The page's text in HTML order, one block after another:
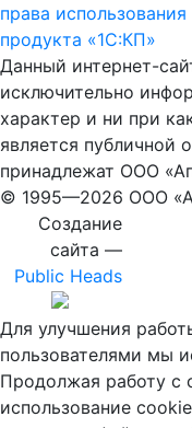
права
продукта «1С:КП»
Данный интернет-
исключительно
характер и ни при
является публичной
принадлежат ООО
© 1995—2026 ООО
Создание
сайта —
Public Heads
Для улучшения
пользователями мы
Продолжая работу с
использование